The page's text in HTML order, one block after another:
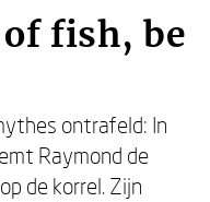
fish, be
ontrafeld: In
Raymond de
de korrel. Zijn